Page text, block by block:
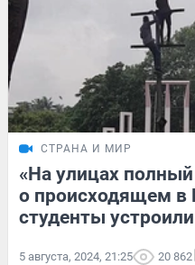
СТРАНА И МИР
«На улицах
о происходящем в
студенты
5 августа, 2024, 21:25 20 862